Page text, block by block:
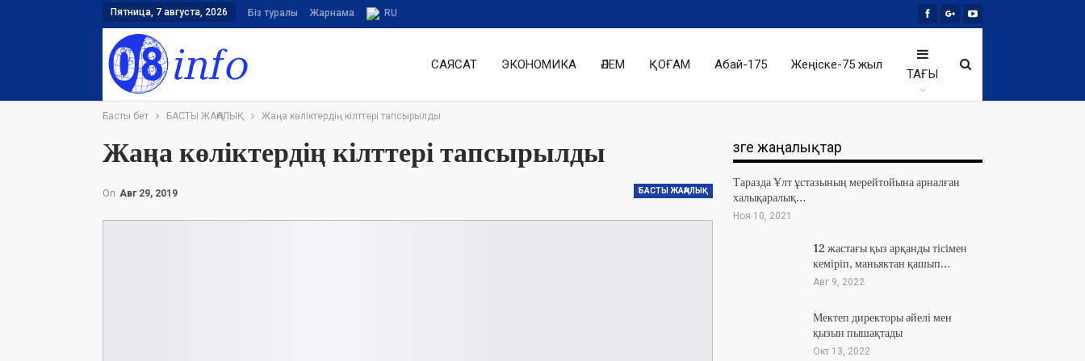
Пятница, 7 августа, 2026 Біз туралы Жарнама RU
САЯСАТ ЭКОНОМИКА ӘЛЕМ ҚОҒАМ Абай-175 Жеңіске-75 жыл
ТАҒЫ
Басты бет БАСТЫ ЖАҢАЛЫҚ Жаңа көліктердің кілттері тапсырылды
Жаңа көліктердің кілттері тапсырылды
БАСТЫ ЖАҢАЛЫҚ
On Авг 29, 2019
Өзге жаңалықтар
Таразда Ұлт ұстазының мерейтойына арналған
халықаралық…
Ноя 10, 2021
12 жастағы қыз арқанды тісімен
кеміріп, маньяктан қашып…
Авг 9, 2022
Мектеп директоры әйелі мен
қызын пышақтады
Окт 13, 2022